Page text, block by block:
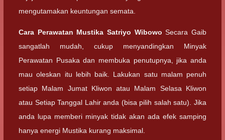
mengutamakan keuntungan semata.
Cara Perawatan Mustika Satriyo Wibowo Secara Gaib
sangatlah mudah, cukup menyandingkan Minyak
Perawatan Pusaka dan membuka penutupnya, jika anda
mau oleskan itu lebih baik. Lakukan satu malam penuh
setiap Malam Jumat Kliwon atau Malam Selasa Kliwon
atau Setiap Tanggal Lahir anda (bisa pilih salah satu). Jika
anda lupa memberi minyak tidak akan ada efek samping
hanya energi Mustika kurang maksimal.